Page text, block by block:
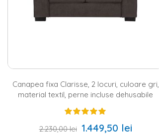
Canapea fixa Clarisse, 2 locuri, culoare gri,
material textil, perne incluse dehusabile
2.230,00 lei 1.449,50 lei